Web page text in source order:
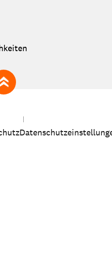
zum Seitenanfang